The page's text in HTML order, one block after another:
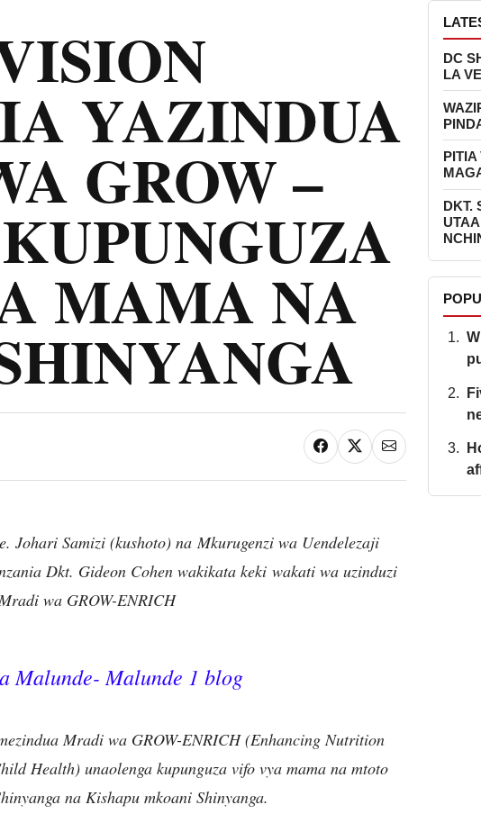
YAZINDUA
GROW –
MAMA NA
Johari Samizi (kushoto) na Mkurugenzi wa Uendelezaji
Dkt. Gideon Cohen wakikata keki wakati wa uzinduzi
wa GROW-ENRICH
Malunde- Malunde 1 blog
Mradi wa GROW-ENRICH (Enhancing Nutrition
Health) unaolenga kupunguza vifo vya mama na mtoto
na Kishapu mkoani Shinyanga.
DC
LA
DKT.